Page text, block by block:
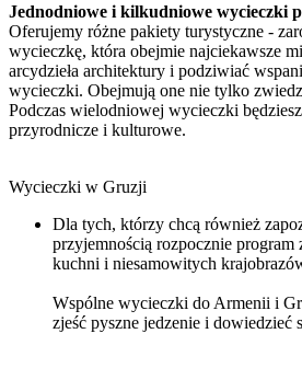
Jednodniowe i kilkudniowe wycieczki
Oferujemy różne pakiety turystyczne -
wycieczkę, która obejmie najciekawsze
arcydzieła architektury i podziwiać
wycieczki. Obejmują one nie tylko
Podczas wielodniowej wycieczki
przyrodnicze i kulturowe.
Wycieczki w Gruzji
Dla tych, którzy chcą również
przyjemnością rozpocznie
kuchni i niesamowitych
Wspólne wycieczki do Armenii i
zjeść pyszne jedzenie i dowiedzieć